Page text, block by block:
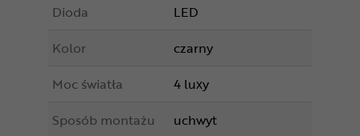
Dioda
LED
Kolor
czarny
Moc światła
4 luxy
Sposób montażu
uchwyt